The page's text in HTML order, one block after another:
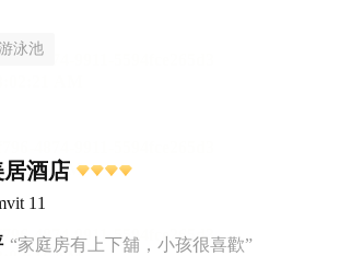
泳池
居酒店
11
“家庭房有上下舖，小孩很喜歡”